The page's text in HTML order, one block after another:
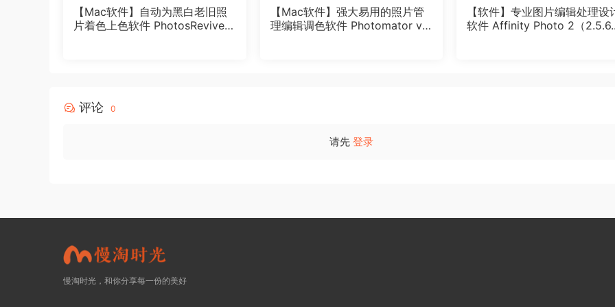
【Mac软件】自动为黑白老旧照
片着色上色软件 PhotosRevive
【Mac软件】强大易用的照片管
理编辑调色软件 Photomator v3.
【软件】专业图片编辑处理设
软件 Affinity Photo 2（
评论 0
请先 登录
慢淘时光，和你分享每一份的美好